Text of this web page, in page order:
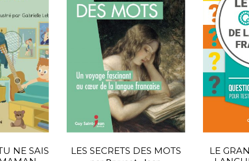
NE SAIS
LES SECRETS DES MOTS
LE